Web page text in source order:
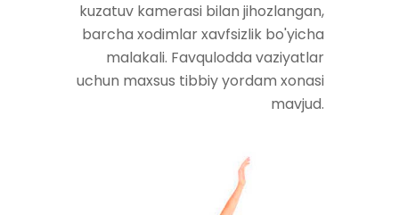
kuzatuv kamerasi bilan jihozlangan,
barcha xodimlar xavfsizlik bo'yicha
malakali. Favqulodda vaziyatlar
uchun maxsus tibbiy yordam xonasi
mavjud.